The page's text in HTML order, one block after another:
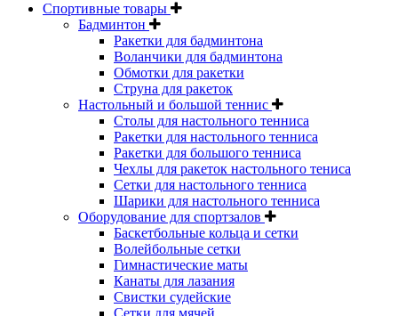
Спортивные товары
Бадминтон
Ракетки для бадминтона
Воланчики для бадминтона
Обмотки для ракетки
Струна для ракеток
Настольный и большой теннис
Столы для настольного тенниса
Ракетки для настольного тенниса
Ракетки для большого тенниса
Чехлы для ракеток настольного тениса
Сетки для настольного тенниса
Шарики для настольного тенниса
Оборудование для спортзалов
Баскетбольные кольца и сетки
Волейбольные сетки
Гимнастические маты
Канаты для лазания
Свистки судейские